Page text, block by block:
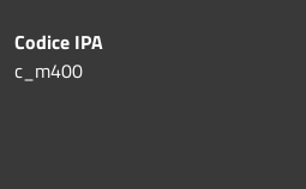
Codice IPA
c_m400